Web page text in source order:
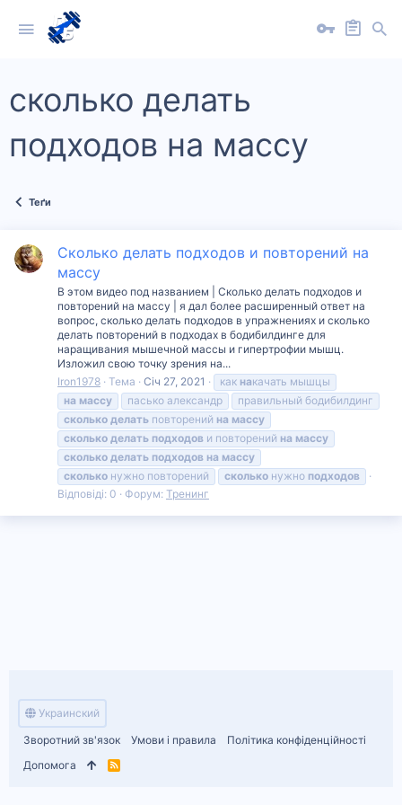
сколько делать
подходов на массу
Теґи
Сколько делать подходов и повторений на
массу
В этом видео под названием | Сколько делать подходов и
повторений на массу | я дал более расширенный ответ на
вопрос, сколько делать подходов в упражнениях и сколько
делать повторений в подходах в бодибилдинге для
наращивания мышечной массы и гипертрофии мышц.
Изложил свою точку зрения на...
Iron1978 Тема Січ 27, 2021 как накачать мышцы
на массу пасько александр
правильный бодибилдинг
сколько делать повторений на массу
сколько делать подходов и повторений на массу
сколько делать подходов на массу
сколько нужно повторений сколько нужно подходов
Відповіді: 0
Форум: Тренинг
Украинский
Зворотний зв'язок
Умови і правила
Політика конфіденційності
Допомога
R